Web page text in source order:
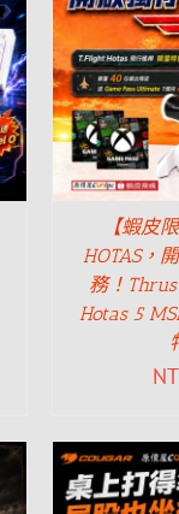
【蝦皮
HOTAS，
務！
Hotas 5